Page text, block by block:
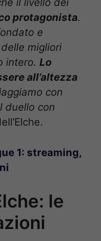
il livello dei
protagonista.
e
migliori
intero. Lo
all’altezza
con
duello con
1: streaming,
le